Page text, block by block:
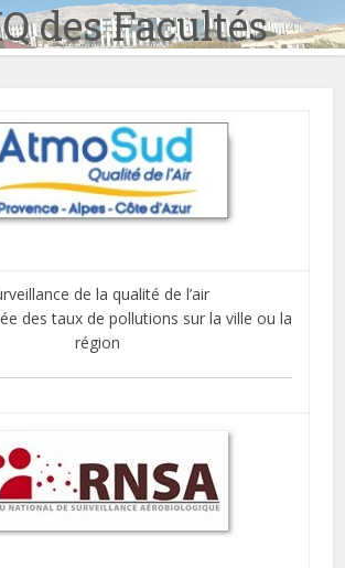
des Facultés
de la qualité de l’air
des taux de pollutions sur la ville ou la
région